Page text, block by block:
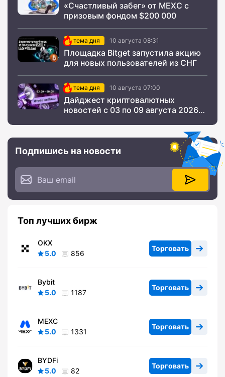
«Счастливый забег» от MEXC с
призовым фондом $200 000
тема дня 10 августа 08:31
Площадка Bitget запустила акцию
для новых пользователей из СНГ
тема дня 10 августа 07:00
Дайджест криптовалютных
новостей с 03 по 09 августа 2026
Подпишись на новости
Топ лучших бирж
OKX
5.0
856
Торговать
Bybit
5.0
1187
Торговать
MEXC
5.0
1331
Торговать
BYDFi
5.0
82
Торговать